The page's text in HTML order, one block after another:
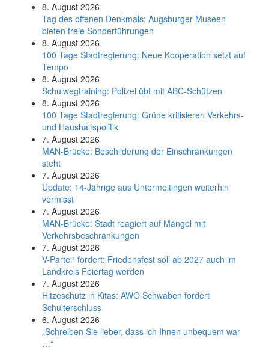
8. August 2026
Tag des offenen Denkmals: Augsburger Museen
bieten freie Sonderführungen
8. August 2026
100 Tage Stadtregierung: Neue Kooperation setzt auf
Tempo
8. August 2026
Schul­weg­trai­ning: Poli­zei übt mit ABC-Schüt­zen
8. August 2026
100 Tage Stadtregierung: Grüne kritisieren Verkehrs-
und Haushaltspolitik
7. August 2026
MAN-Brücke: Beschilderung der Einschränkungen
steht
7. August 2026
Update: 14-Jährige aus Untermeitingen weiterhin
vermisst
7. August 2026
MAN-Brücke: Stadt reagiert auf Mängel mit
Verkehrsbeschränkungen
7. August 2026
V-Partei­³ fordert: Friedens­fest soll ab 2027 auch im
Land­kreis Feier­tag werden
7. August 2026
Hitzeschutz in Kitas: AWO Schwaben fordert
Schulterschluss
6. August 2026
„Schreiben Sie lieber, dass ich Ihnen unbequem war
…“